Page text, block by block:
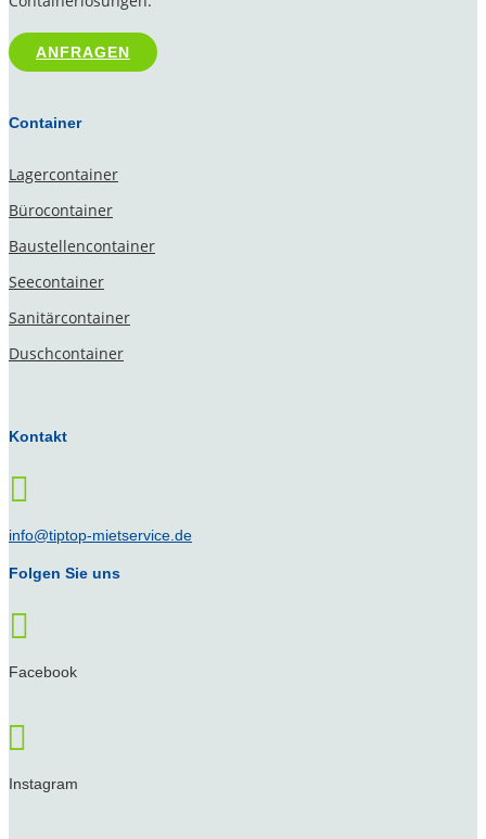
ANFRAGEN
Container
Lagercontainer
Bürocontainer
Baustellencontainer
Seecontainer
Sanitärcontainer
Duschcontainer
Kontakt

info@tiptop-mietservice.de
Folgen Sie uns

Facebook

Instagram